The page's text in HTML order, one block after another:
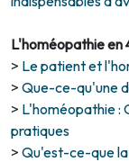
L'homéopathie en
> Le patient et
> Que-ce-qu'une
> L'homéopathie :
pratiques
> Qu'est-ce-que la